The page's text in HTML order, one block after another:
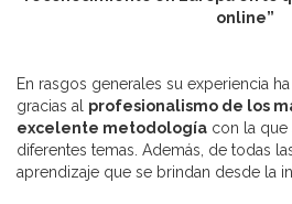
online”
En rasgos generales su experiencia
gracias al profesionalismo de los
excelente metodología con la que
diferentes temas. Además, de todas
aprendizaje que se brindan desde la